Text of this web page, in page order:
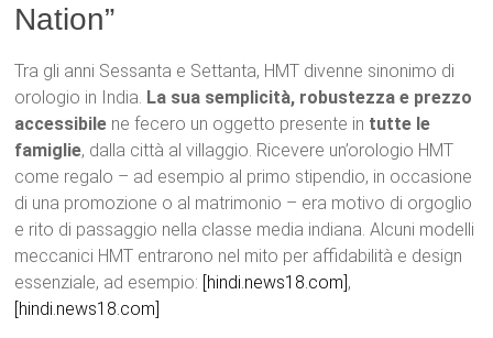
Nation”
Tra gli anni Sessanta e Settanta, HMT divenne sinonimo di
orologio in India. La sua semplicità, robustezza e prezzo
accessibile ne fecero un oggetto presente in tutte le
famiglie, dalla città al villaggio. Ricevere un’orologio HMT
come regalo – ad esempio al primo stipendio, in occasione
di una promozione o al matrimonio – era motivo di orgoglio
e rito di passaggio nella classe media indiana. Alcuni modelli
meccanici HMT entrarono nel mito per affidabilità e design
essenziale, ad esempio: [hindi.news18.com],
[hindi.news18.com]